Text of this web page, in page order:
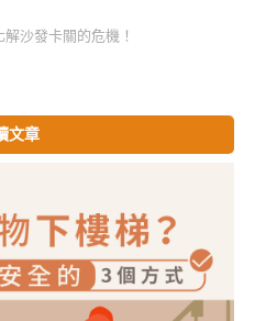
沙發卡關的危機！
文章